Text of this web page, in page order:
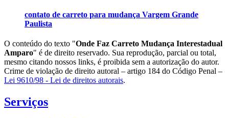
contato de carreto para mudança Vargem Grande
Paulista
O conteúdo do texto "Onde Faz Carreto Mudança Interestadual
Amparo" é de direito reservado. Sua reprodução, parcial ou total,
mesmo citando nossos links, é proibida sem a autorização do autor.
Crime de violação de direito autoral – artigo 184 do Código Penal –
Lei 9610/98 - Lei de direitos autorais.
Serviços